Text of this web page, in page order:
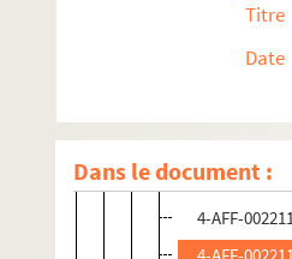
Titre
Date
Dans le document :
4-AFF-
4-AFF-
4-AFF-
4-AFF-
4-AFF-